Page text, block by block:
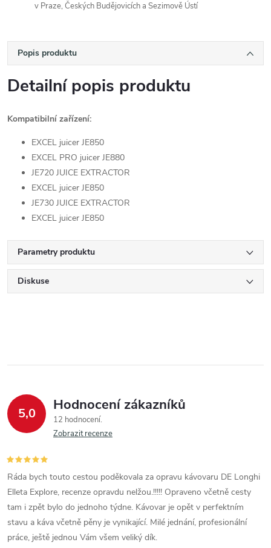
v Praze, Českých Budějovicích a Sezimově Ústí
Popis produktu
Detailní popis produktu
Kompatibilní zařízení:
EXCEL juicer JE850
EXCEL PRO juicer JE880
JE720 JUICE EXTRACTOR
EXCEL juicer JE850
JE730 JUICE EXTRACTOR
EXCEL juicer JE850
Parametry produktu
Diskuse
5,0 Hodnocení zákazníků
12 hodnocení
Zobrazit recenze
Ráda bych touto cestou poděkovala za opravu kávovaru DE Longhi
Elleta Explore, recenze opravdu nelžou.!!!!! Opraveno včetně cesty
tam i zpět bylo do jednoho týdne. Kávovar je opět v perfektním
stavu a káva včetně pěny je vynikající. Milé jednání, profesionální
práce, ještě jednou Vám všem veliký dík.